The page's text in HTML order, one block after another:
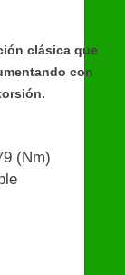
clásica que
con
(Nm)